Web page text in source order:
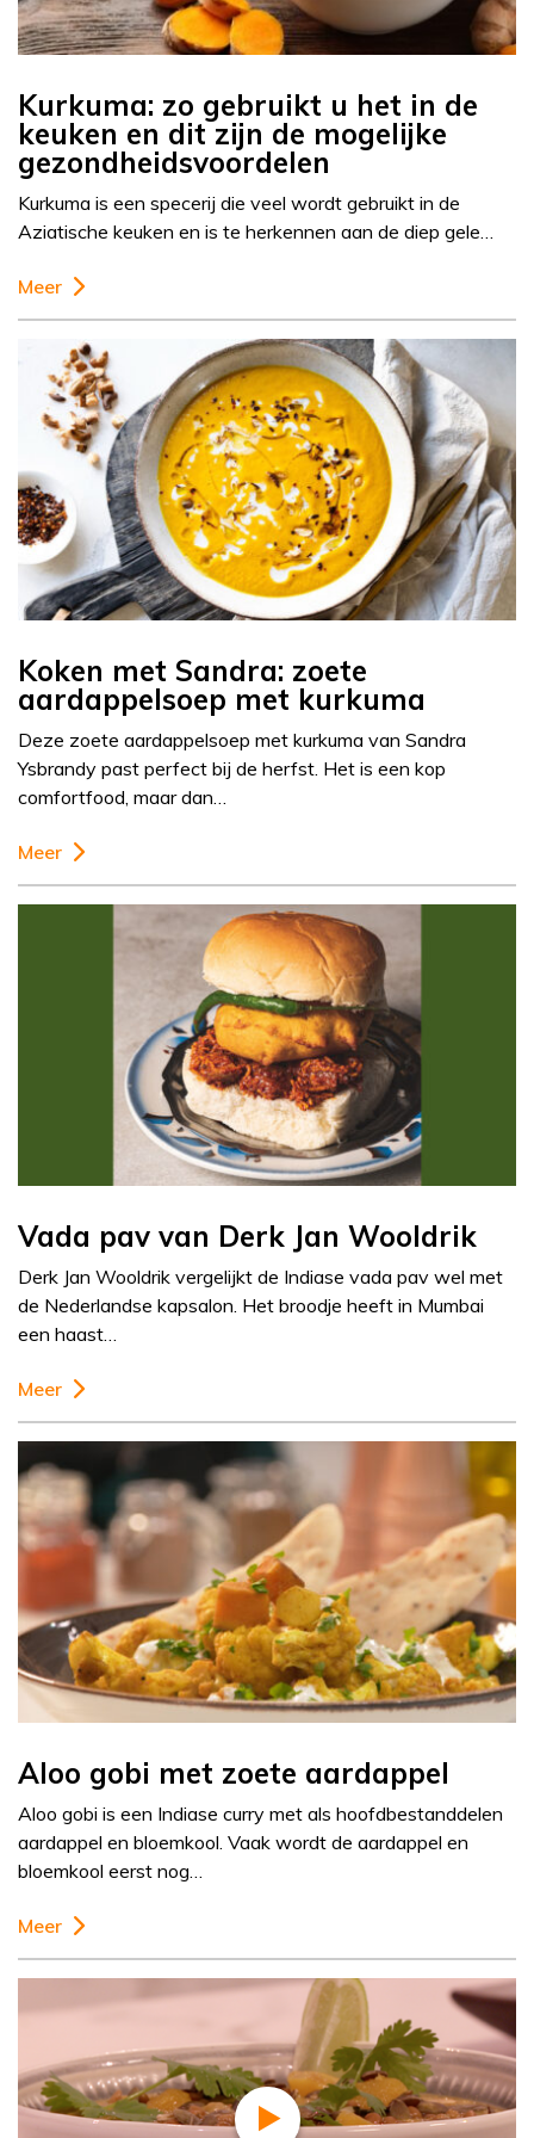
Kurkuma: zo gebruikt u het in de
keuken en dit zijn de mogelijke
gezondheidsvoordelen
Kurkuma is een specerij die veel wordt gebruikt in de
Aziatische keuken en is te herkennen aan de diep gele…
Meer
Koken met Sandra: zoete
aardappelsoep met kurkuma
Deze zoete aardappelsoep met kurkuma van Sandra
Ysbrandy past perfect bij de herfst. Het is een kop
comfortfood, maar dan…
Meer
Vada pav van Derk Jan Wooldrik
Derk Jan Wooldrik vergelijkt de Indiase vada pav wel met
de Nederlandse kapsalon. Het broodje heeft in Mumbai
een haast…
Meer
Aloo gobi met zoete aardappel
Aloo gobi is een Indiase curry met als hoofdbestanddelen
aardappel en bloemkool. Vaak wordt de aardappel en
bloemkool eerst nog…
Meer